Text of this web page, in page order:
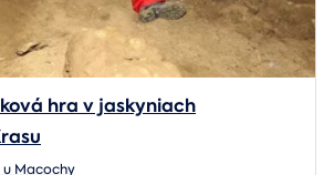
hra v jaskyniach
Macochy